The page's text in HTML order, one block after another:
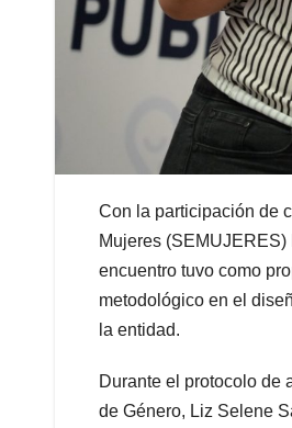
Con la participación de
Mujeres
encuentro tuvo como
metodológico en el
la entidad.
Durante el protocolo de
de Género, Liz Selene